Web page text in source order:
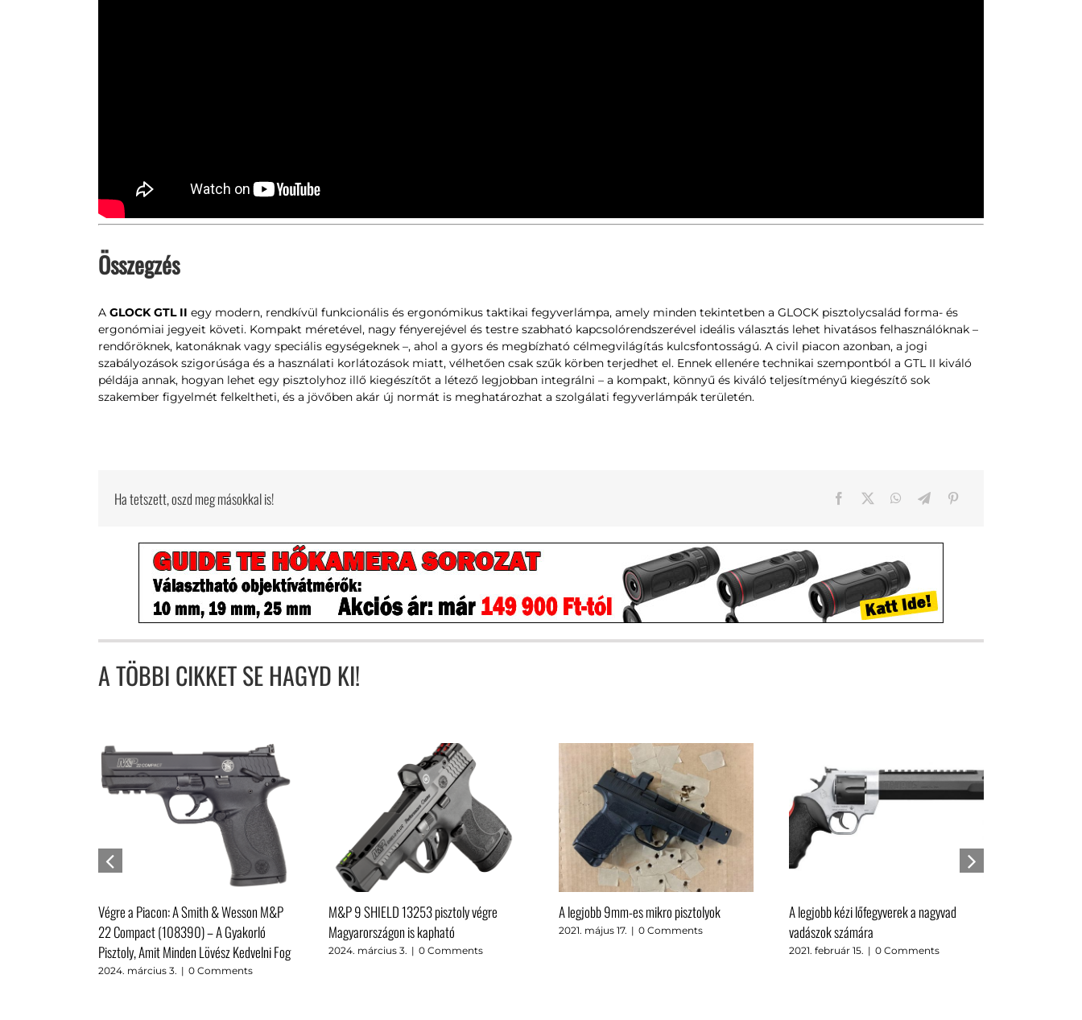
Összegzés
A GLOCK GTL II egy modern, rendkívül funkcionális és ergonómikus taktikai fegyverlámpa, amely minden tekintetben a GLOCK pisztolycsalád forma- és
ergonómiai jegyeit követi. Kompakt méretével, nagy fényerejével és testre szabható kapcsolórendszerével ideális választás lehet hivatásos felhasználóknak –
rendőröknek, katonáknak vagy speciális egységeknek –, ahol a gyors és megbízható célmegvilágítás kulcsfontosságú. A civil piacon azonban, a jogi
szabályozások szigorúsága és a használati korlátozások miatt, vélhetően csak szűk körben terjedhet el. Ennek ellenére technikai szempontból a GTL II kiváló
példája annak, hogyan lehet egy pisztolyhoz illő kiegészítőt a létező legjobban integrálni – a kompakt, könnyű és kiváló teljesítményű kiegészítő sok
szakember figyelmét felkeltheti, és a jövőben akár új normát is meghatározhat a szolgálati fegyverlámpák területén.
Ha tetszett, oszd meg másokkal is!
A TÖBBI CIKKET SE HAGYD KI!
Végre a Piacon: A Smith & Wesson M&P
22 Compact (108390) – A Gyakorló
Pisztoly, Amit Minden Lövész Kedvelni Fog
2024. március 3. | 0 Comments
M&P 9 SHIELD 13253 pisztoly végre
Magyarországon is kapható
2024. március 3. | 0 Comments
A legjobb 9mm-es mikro pisztolyok
2021. május 17. | 0 Comments
A legjobb kézi lőfegyverek a nagyvad
vadászok számára
2021. február 15. | 0 Comments